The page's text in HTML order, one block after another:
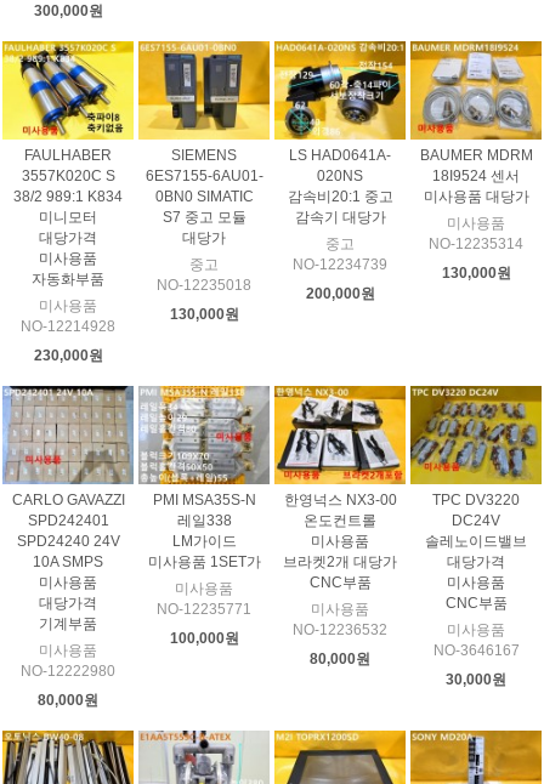
300,000원
FAULHABER
3557K020C S
38/2 989:1 K834
미니모터
대당가격
미사용품
자동화부품
미사용품
NO-12214928
230,000원
SIEMENS
6ES7155-6AU01-
0BN0 SIMATIC
S7 중고 모듈
대당가
중고
NO-12235018
130,000원
LS HAD0641A-
020NS
감속비20:1 중고
감속기 대당가
중고
NO-12234739
200,000원
BAUMER MDRM
18I9524 센서
미사용품 대당가
미사용품
NO-12235314
130,000원
CARLO GAVAZZI
SPD242401
SPD24240 24V
10A SMPS
미사용품
대당가격
기계부품
미사용품
NO-12222980
80,000원
PMI MSA35S-N
레일338
LM가이드
미사용품 1SET가
미사용품
NO-12235771
100,000원
한영넉스 NX3-00
온도컨트롤
미사용품
브라켓2개 대당가
CNC부품
미사용품
NO-12236532
80,000원
TPC DV3220
DC24V
솔레노이드밸브
대당가격
미사용품
CNC부품
미사용품
NO-3646167
30,000원